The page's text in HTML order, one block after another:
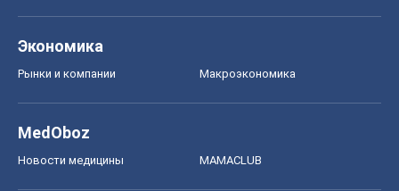
Экономика
Рынки и компании Mакроэкономика
MedOboz
Новости медицины MAMACLUB